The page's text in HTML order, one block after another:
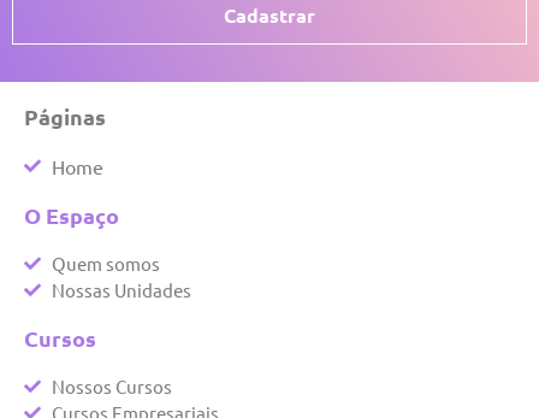
Cadastrar
Páginas
Home
O Espaço
Quem somos
Nossas Unidades
Cursos
Nossos Cursos
Cursos Empresariais